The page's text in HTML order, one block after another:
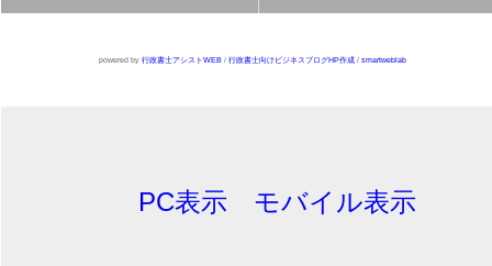
powered by 行政書士アシストWEB / 行政書士向けビジネスブログHP作成 / smartweblab
PC表示 モバイル表示